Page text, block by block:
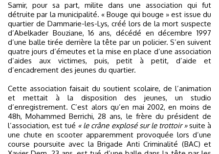
Samir, pour sa part, milite dans une association qui fut
détruite par la municipalité. « Bouge qui bouge » est issue du
quartier de Dammarie-les-Lys, créé lors de la mort suspecte
d’Abelkader Bouziane, 16 ans, décédé en décembre 1997
d’une balle tirée derrière la tête par un policier. S’en suivent
quatre jours d’émeutes et la mise en place d’une association
d’aides aux victimes, puis, petit à petit, d’aide et
d’encadrement des jeunes du quartier.
Cette association faisait du soutient scolaire, de l’animation
et mettait à la disposition des jeunes, un studio
d’enregistrement. C’est alors qu’en mai 2002, en moins de
48h, Mohammed Berrichi, 28 ans, le frère du président de
l’association, est tué « le crâne explosé sur le trottoir »suite à
une chute en scooter apparemment provoquée lors d’une
course poursuite avec la Brigade Anti Criminalité (BAC) et